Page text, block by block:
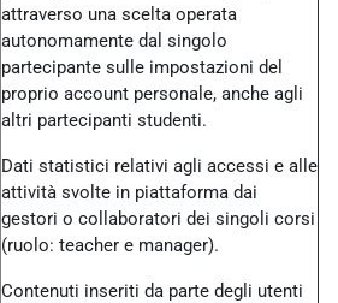
attraverso una scelta operata
autonomamente dal singolo
partecipante sulle impostazioni del
proprio account personale, anche agli
altri partecipanti studenti.
Dati statistici relativi agli accessi e alle
attività svolte in piattaforma dai
gestori o collaboratori dei singoli corsi
(ruolo: teacher e manager).
Contenuti inseriti da parte degli utenti